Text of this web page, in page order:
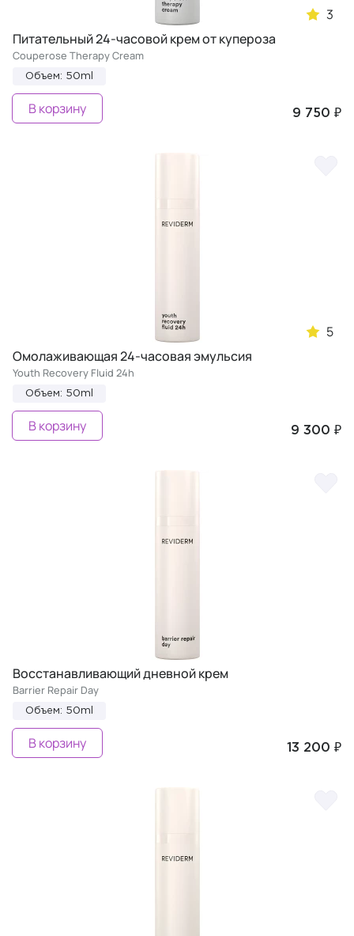
3
Питательный 24-часовой крем от купероза
Couperose Therapy Cream
Объем: 50ml
9 750 ₽
В корзину
5
Омолаживающая 24-часовая эмульсия
Youth Recovery Fluid 24h
Объем: 50ml
9 300 ₽
В корзину
Восстанавливающий дневной крем
Barrier Repair Day
Объем: 50ml
13 200 ₽
В корзину